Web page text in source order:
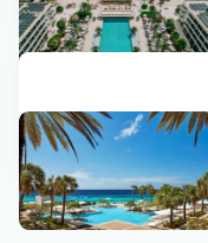
Bekijk alle blogs